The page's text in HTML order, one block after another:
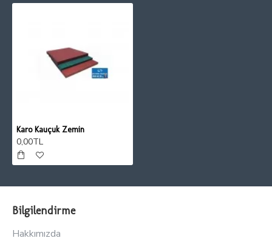
Karo Kauçuk Zemin
0,00TL
Bilgilendirme
Hakkımızda